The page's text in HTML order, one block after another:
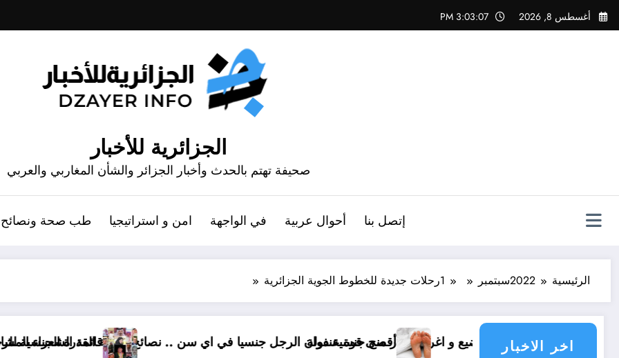
التجاوز
إلى
أغسطس 8, 2026 3:03:09 PM
الجزائرية للأخبار
صحيفة تهتم بالحدث وأخبار الجزائر والشأن المغاربي والعربي
إتصل بنا أحوال عربية في الواجهة امن و استراتيجيا طب صحة ونصائح
الرئيسية 2022سبتمبر 1رحلات جديدة للخطوط الجوية الجزائرية
اخر الاخبار
قرار منح جنسية دولة
أقصى قوة عنفوان الرجل جنسيا في اي سن .. نصائح لتقوية القدرة الجنسية للرجال في أي عمر تكون خصوبة الرجل
قائمة الشعراء المشاركين في رواق الشعر العربي و